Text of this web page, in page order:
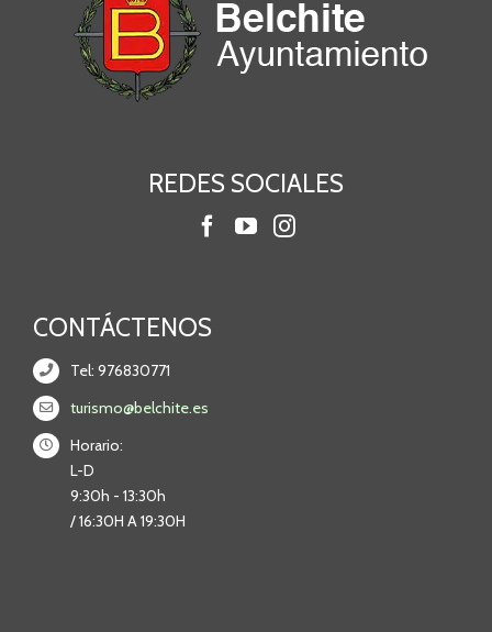
REDES SOCIALES
CONTÁCTENOS
Tel: 976830771
turismo@belchite.es
Horario:
L-D
9:30h - 13:30h
/ 16:30H A 19:30H